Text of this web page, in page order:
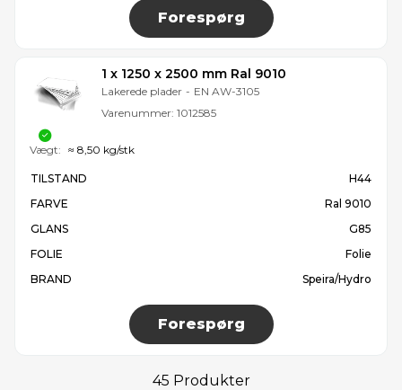
Forespørg
1 x 1250 x 2500 mm Ral 9010
Lakerede plader - EN AW-3105
Varenummer: 1012585
TILSTAND
H44
FARVE
Ral 9010
GLANS
G85
FOLIE
Folie
BRAND
Speira/Hydro
Forespørg
Vægt: ≈ 8,50 kg/stk
45 Produkter